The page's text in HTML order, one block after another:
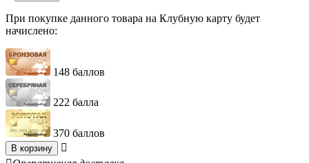
При покупке данного товара на Клубную карту будет
начислено:
148 баллов
222 балла
370 баллов
В корзину
